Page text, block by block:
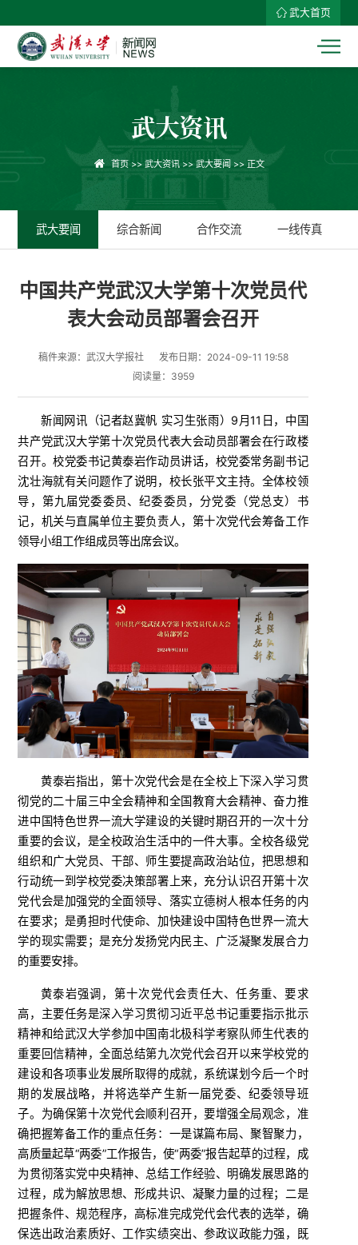
武大首页
武大资讯
首页>> 武大资讯>> 武大要闻 >> 正文
武大要闻 综合新闻 合作交流 一线传真
中国共产党武汉大学第十次党员代
表大会动员部署会召开
稿件来源：武汉大学报社
发布日期：2024-09-11 19:58
阅读量： 3959
新闻网讯（记者赵冀帆 实习生张雨）9月11日，中国
共产党武汉大学第十次党员代表大会动员部署会在行政楼
召开。校党委书记黄泰岩作动员讲话，校党委常务副书记
沈壮海就有关问题作了说明，校长张平文主持。全体校领
导，第九届党委委员、纪委委员，分党委（党总支）书
记，机关与直属单位主要负责人，第十次党代会筹备工作
领导小组工作组成员等出席会议。
黄泰岩指出，第十次党代会是在全校上下深入学习贯
彻党的二十届三中全会精神和全国教育大会精神、奋力推
进中国特色世界一流大学建设的关键时期召开的一次十分
重要的会议，是全校政治生活中的一件大事。全校各级党
组织和广大党员、干部、师生要提高政治站位，把思想和
行动统一到学校党委决策部署上来，充分认识召开第十次
党代会是加强党的全面领导、落实立德树人根本任务的内
在要求；是勇担时代使命、加快建设中国特色世界一流大
学的现实需要；是充分发扬党内民主、广泛凝聚发展合力
的重要安排。
黄泰岩强调，第十次党代会责任大、任务重、要求
高，主要任务是深入学习贯彻习近平总书记重要指示批示
精神和给武汉大学参加中国南北极科学考察队师生代表的
重要回信精神，全面总结第九次党代会召开以来学校党的
建设和各项事业发展所取得的成就，系统谋划今后一个时
期的发展战略，并将选举产生新一届党委、纪委领导班
子。为确保第十次党代会顺利召开，要增强全局观念，准
确把握筹备工作的重点任务：一是谋篇布局、聚智聚力，
高质量起草“两委”工作报告，使“两委”报告起草的过程，成
为贯彻落实党中央精神、总结工作经验、明确发展思路的
过程，成为解放思想、形成共识、凝聚力量的过程；二是
把握条件、规范程序，高标准完成党代会代表的选举，确
保选出政治素质好、工作实绩突出、参政议政能力强，既